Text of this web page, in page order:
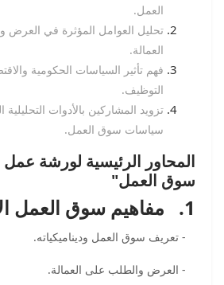
العمل.
تحليل العوامل المؤثرة في العرض
العمالة.
فهم تأثير السياسات الحكومية
التوظيف.
تزويد المشاركين بالأدوات التحليلية
سياسات سوق العمل.
المحاور الرئيسية لورشة
سوق العمل"
1. مفاهيم سوق العمل الأساسية:
- تعريف سوق العمل وديناميكياته.
- العرض والطلب على العمالة.